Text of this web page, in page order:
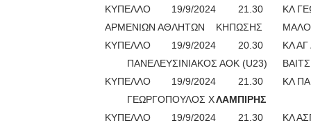
Ο δρόμος για τον 29ο
U21: Τεράστια πρόκριση
Γ΄ανδρών play offs : "Σκληρό"
ΚΥΠΕΛΛΟ 19/9/2024 21.30 ΚΛ
ΑΡΜΕΝΙΩΝ ΑΘΛΗΤΩΝ
ΚΗΠΩΣΗΣ
ΚΥΠΕΛΛΟ
19/9/2024 20.30 ΚΛ
ΠΑΝΕΛΕΥΣΙΝΙΑΚΟΣ ΑΟΚ (U23)
ΚΥΠΕΛΛΟ
19/9/2024 21.30 ΚΛ
ΓΕΩΡΓΟΠΟΥΛΟΣ ΧΛΑΜΠΙΡΗΣ
ΚΥΠΕΛΛΟ
19/9/2024 21.30 ΚΛ